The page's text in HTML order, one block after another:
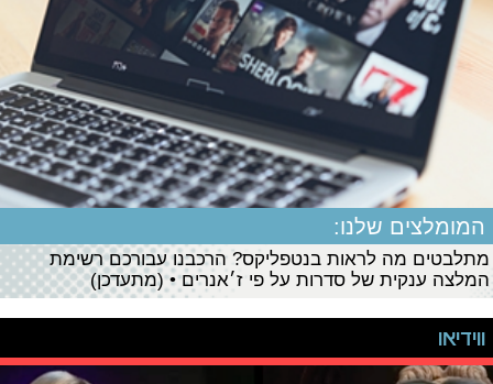
המומלצים שלנו:
מתלבטים מה לראות בנטפליקס? הרכבנו עבורכם רשימת
המלצה ענקית של סדרות על פי ז׳אנרים • (מתעדכן)
ווידיאו